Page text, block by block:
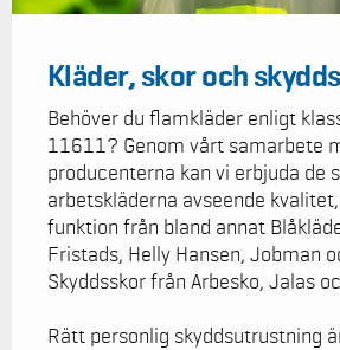
Kläder, skor och
Behöver du flamkläder enligt
11611? Genom vårt samarbete
producenterna kan vi erbjuda de
arbetskläderna avseende
funktion från bland annat
Fristads, Helly Hansen, Jobman
Skyddsskor från Arbesko, Jalas
Rätt personlig skyddsutrustning